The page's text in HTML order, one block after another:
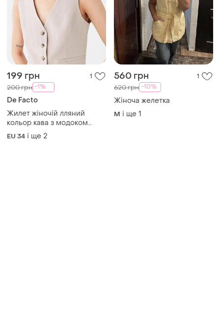
199 грн 1
200 грн -1%
De Facto
Жилет жіночій лляний
кольор кава з модоком
defacto
EU 34 і ще 2
560 грн 1
620 грн -10%
Жіноча желетка
M і ще 1